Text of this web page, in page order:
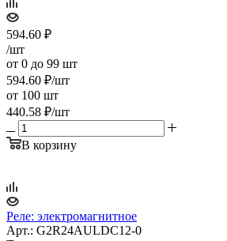
594.60 ₽
/шт
от 0 до 99 шт
594.60 ₽/шт
от 100 шт
440.58 ₽/шт
В корзину
Реле: электромагнитное
Арт.: G2R24AULDC12-0